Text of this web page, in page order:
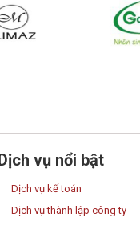
vụ nổi bật
Dịch vụ kế toán
Dịch vụ thành lập công ty